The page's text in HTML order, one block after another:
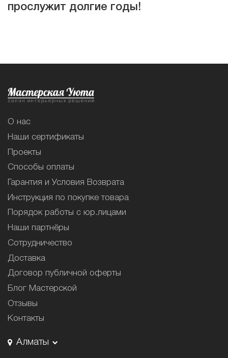
прослужит долгие годы!
О нас
Наши сертификаты
Проекты
Способы оплаты
Гарантия и Условия Возврата
Инструкция по покупке товара
Порядок работы с юр.лицами
Наши партнёры
Сотрудничество
Доставка
Договор публичной оферты
Блог Мастерской
Отзывы
Контакты
Алматы